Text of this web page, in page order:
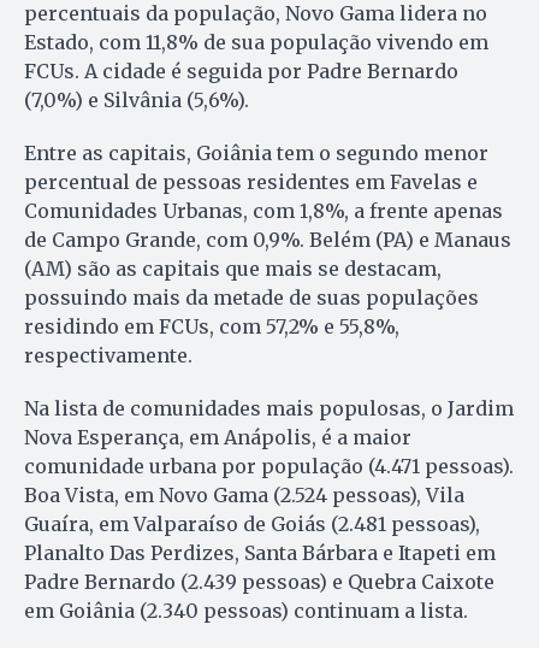
percentuais da população, Novo Gama lidera no
Estado, com 11,8% de sua população vivendo em
FCUs. A cidade é seguida por Padre Bernardo
(7,0%) e Silvânia (5,6%).
Entre as capitais, Goiânia tem o segundo menor
percentual de pessoas residentes em Favelas e
Comunidades Urbanas, com 1,8%, a frente apenas
de Campo Grande, com 0,9%. Belém (PA) e Manaus
(AM) são as capitais que mais se destacam,
possuindo mais da metade de suas populações
residindo em FCUs, com 57,2% e 55,8%,
respectivamente.
Na lista de comunidades mais populosas, o Jardim
Nova Esperança, em Anápolis, é a maior
comunidade urbana por população (4.471 pessoas).
Boa Vista, em Novo Gama (2.524 pessoas), Vila
Guaíra, em Valparaíso de Goiás (2.481 pessoas),
Planalto Das Perdizes, Santa Bárbara e Itapeti em
Padre Bernardo (2.439 pessoas) e Quebra Caixote
em Goiânia (2.340 pessoas) continuam a lista.